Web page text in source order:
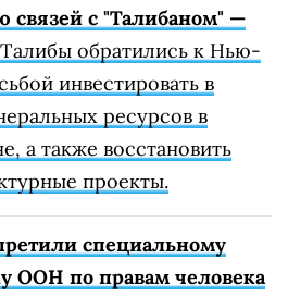
связей с "Талибаном" —
обратились к Нью-
инвестировать в
ресурсов в
а также восстановить
проекты.
специальному
ООН по правам человека